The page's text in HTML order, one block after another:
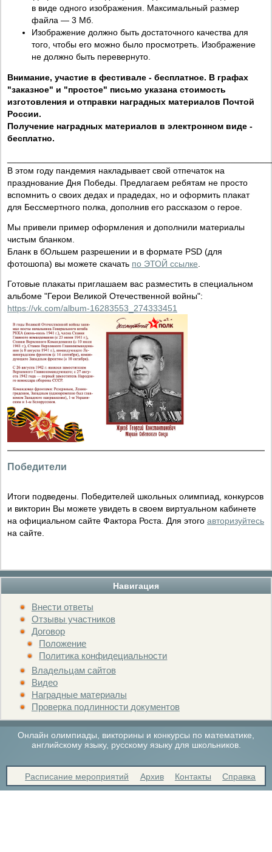
Навигация
Внести ответы
Отзывы участников
Договор
Положение
Политика конфидециальности
Владельцам сайтов
Видео
Наградные материалы
Проверка подлинности документов
в виде одного изображения. Максимальный размер
файла — 3 Мб.
Изображение должно быть достаточного качества для
того, чтобы его можно было просмотреть. Изображение
не должно быть перевернуто.
Внимание, участие в фестивале - бесплатное. В графах
"заказное" и "простое" письмо указана стоимость
изготовления и отправки наградных материалов Почтой
России.
Получение наградных материалов в электронном виде -
бесплатно.
В этом году пандемия накладывает свой отпечаток на
празднование Дня Победы. Предлагаем ребятам не просто
вспомнить о своих дедах и прадедах, но и оформить плакат
для Бессмертного полка, дополнив его рассказом о герое.
Мы привели пример оформления и дополнили материалы
чистым бланком.
Бланк в бОльшем разрешении и в формате PSD (для
фотошопа) вы можете скачать по ЭТОЙ ссылке.
Готовые плакаты приглашаем вас разместить в специальном
альбоме "Герои Великой Отечественной войны":
https://vk.com/album-16283553_274333451
Победители
Итоги подведены. Победителей школьных олимпиад, конкурсов
и викторин Вы можете увидеть в своем виртуальном кабинете
на официальном сайте Фактора Роста. Для этого авторизуйтесь
на сайте.
Онлайн олимпиады, викторины и конкурсы по математике,
английскому языку, русскому языку для школьников.
Расписание мероприятий Архив Контакты Справка